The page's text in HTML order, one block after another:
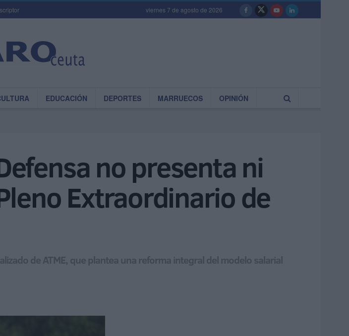
viernes 7 de agosto de 2026
EDUCACIÓN DEPORTES MARRUECOS OPINIÓN
no presenta ni
Extraordinario de
de ATME, que plantea una reforma integral del modelo salarial